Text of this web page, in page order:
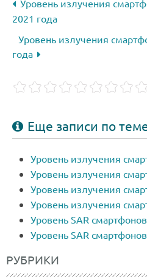
РУБРИКИ
Уровень излучения
2021 года
Уровень излучения
года
Еще записи по
Уровень излучения
Уровень излучения
Уровень излучения
Уровень излучения
Уровень SAR
Уровень SAR